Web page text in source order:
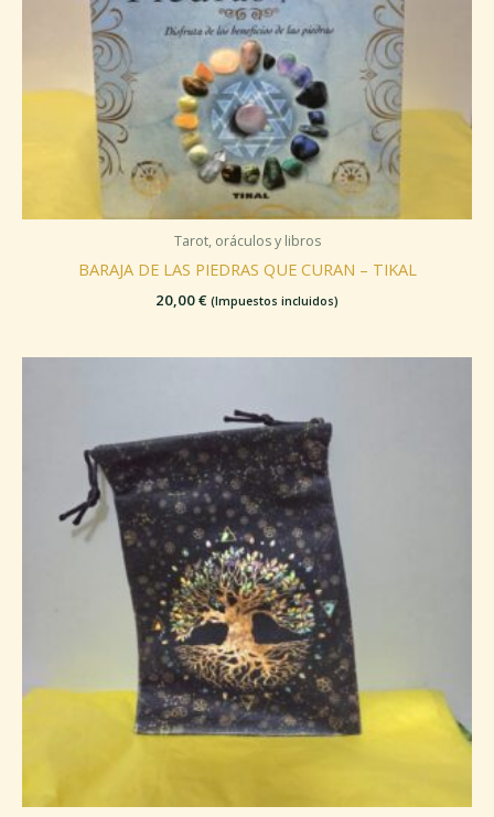
Tarot, oráculos y libros
BARAJA DE LAS PIEDRAS QUE CURAN – TIKAL
20,00€ (Impuestos incluidos)